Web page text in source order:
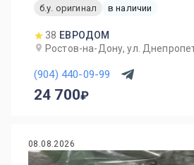
б.у. оригинал
в наличии
38 ЕВРОДОМ
Ростов-на-Дону, ул.
(904) 440-09-99
24 700
08.08.2026